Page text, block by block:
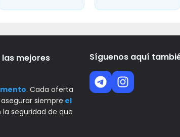
mejores
. Cada oferta
siempre el
la seguridad de que
Síguenos aquí